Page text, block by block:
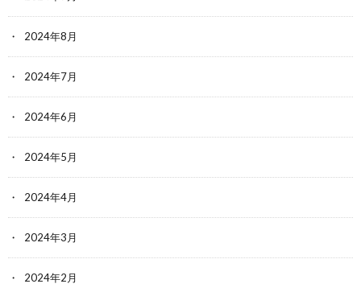
2024年8月
2024年7月
2024年6月
2024年5月
2024年4月
2024年3月
2024年2月